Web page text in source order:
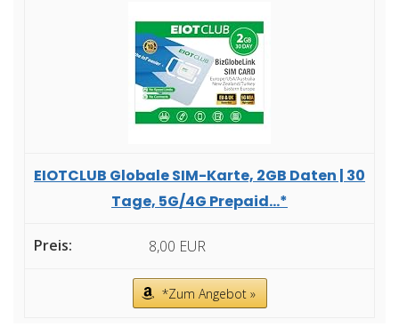
EIOTCLUB Globale SIM-Karte, 2GB Daten | 30
Tage, 5G/4G Prepaid...*
8,00 EUR
*Zum Angebot »